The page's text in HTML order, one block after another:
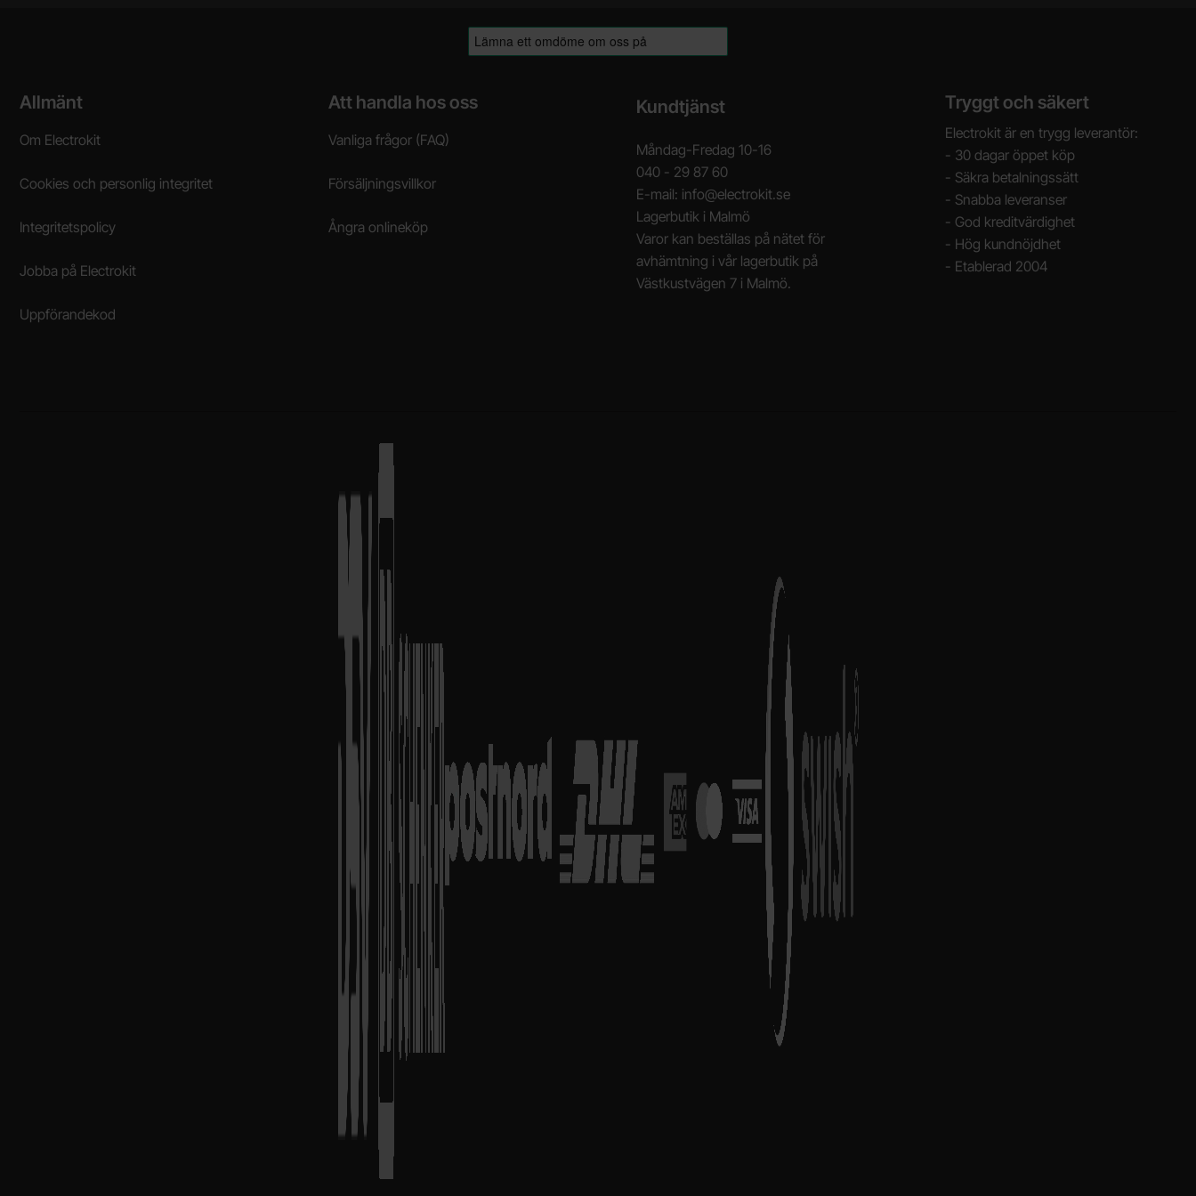
Sidfot Blandad info och länkar
Allmänt
Om Electrokit
Cookies och personlig integritet
Integritetspolicy
Jobba på Electrokit
Uppförandekod
Att handla hos oss
Vanliga frågor (FAQ)
Försäljningsvillkor
Ångra onlineköp
Kundtjänst
Måndag-Fredag 10-16
040 - 29 87 60
E-mail: info@electrokit.se
Lagerbutik i Malmö
Varor kan beställas på nätet för
avhämtning i vår lagerbutik på
Västkustvägen 7 i Malmö.
Tryggt och säkert
Electrokit är en trygg leverantör:
- 30 dagar öppet köp
- Säkra betalningssätt
- Snabba leveranser
- God kreditvärdighet
- Hög kundnöjdhet
- Etablerad 2004